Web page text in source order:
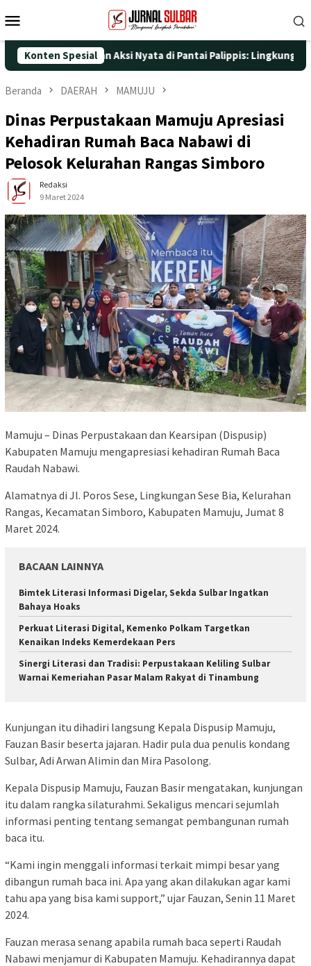
ke
Mobile
Konten Spesial
25 dengan Aksi Nyata di Pantai Palippis: Lingkungan dan
Beranda DAERAH MAMUJU
Dinas Perpustakaan Mamuju Apresiasi
Kehadiran Rumah Baca Nabawi di
Pelosok Kelurahan Rangas Simboro
Redaksi
9 Maret 2024
Mamuju – Dinas Perpustakaan dan Kearsipan (Dispusip)
Kabupaten Mamuju mengapresiasi kehadiran Rumah Baca
Raudah Nabawi.
Alamatnya di Jl. Poros Sese, Lingkungan Sese Bia, Kelurahan
Rangas, Kecamatan Simboro, Kabupaten Mamuju, Jumat 8
Maret 2024.
BACAAN LAINNYA
Bimtek Literasi Informasi Digelar, Sekda Sulbar Ingatkan
Bahaya Hoaks
Perkuat Literasi Digital, Kemenko Polkam Targetkan
Kenaikan Indeks Kemerdekaan Pers
Sinergi Literasi dan Tradisi: Perpustakaan Keliling Sulbar
Warnai Kemeriahan Pasar Malam Rakyat di Tinambung
Kunjungan itu dihadiri langsung Kepala Dispusip Mamuju,
Fauzan Basir beserta jajaran. Hadir pula dua penulis kondang
Sulbar, Adi Arwan Alimin dan Mira Pasolong.
Kepala Dispusip Mamuju, Fauzan Basir mengatakan, kunjungan
itu dalam rangka silaturahmi. Sekaligus mencari sejumlah
informasi penting tentang semangat pembangunan rumah
baca itu.
“Kami ingin menggali informasi terkait mimpi besar yang
dibangun rumah baca ini. Apa yang akan dilakukan agar kami
tahu apa yang bisa kami support,” ujar Fauzan, Senin 11 Maret
2024.
Fauzan merasa senang apabila rumah baca seperti Raudah
Nabawi menjamur di Kabupaten Mamuju. Kehadirannya dapat